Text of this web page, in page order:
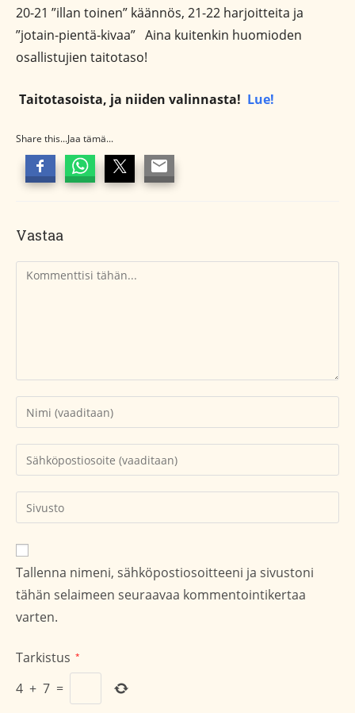
20-21 ”illan toinen” käännös, 21-22 harjoitteita ja
”jotain-pientä-kivaa” Aina kuitenkin huomioden
osallistujien taitotaso!
Taitotasoista, ja niiden valinnasta! Lue!
Share this...Jaa tämä...
Vastaa
Kommentti
Kirjoita
nimesi
tai
käyttäjätunnuksesi
Kirjoita
sähköpostiosoitteesi
kommentoidaksesi
Kirjoita
sivustosi
verkko-
osoite/URL
(valinnainen)
Tallenna nimeni, sähköpostiosoitteeni ja sivustoni
tähän selaimeen seuraavaa kommentointikertaa
varten.
Tarkistus *
4 + 7 =